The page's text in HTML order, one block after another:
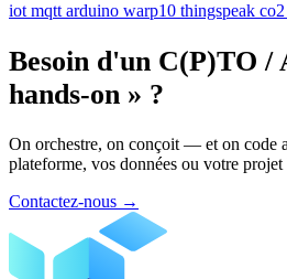
iot mqtt arduino warp10 thingspeak co2
Besoin d'un C(P)TO /
hands-on » ?
On orchestre, on conçoit — et on code
plateforme, vos données ou votre projet
Contactez-nous →